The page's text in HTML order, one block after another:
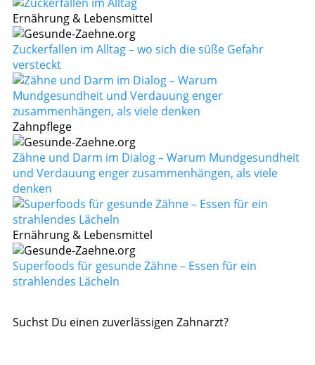
Ernährung & Lebensmittel
Zuckerfallen im Alltag – wo sich die süße Gefahr
versteckt
Zahnpflege
Zähne und Darm im Dialog – Warum Mundgesundheit
und Verdauung enger zusammenhängen, als viele
denken
Ernährung & Lebensmittel
Superfoods für gesunde Zähne – Essen für ein
strahlendes Lächeln
Suchst Du einen zuverlässigen Zahnarzt?